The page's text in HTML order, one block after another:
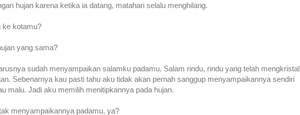
hujan karena ketika ia datang, matahari selalu menghilang.
ke kotamu?
yang sama?
sudah menyampaikan salamku padamu. Salam rindu, rindu yang telah mengkristal
Sebenarnya kau pasti tahu aku tidak akan pernah sanggup menyampaikannya sendiri
malu. Jadi aku memilih menitipkannya pada hujan.
menyampaikannya padamu, ya?